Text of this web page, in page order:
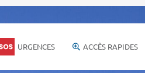
URGENCES ACCÈS RAPIDES